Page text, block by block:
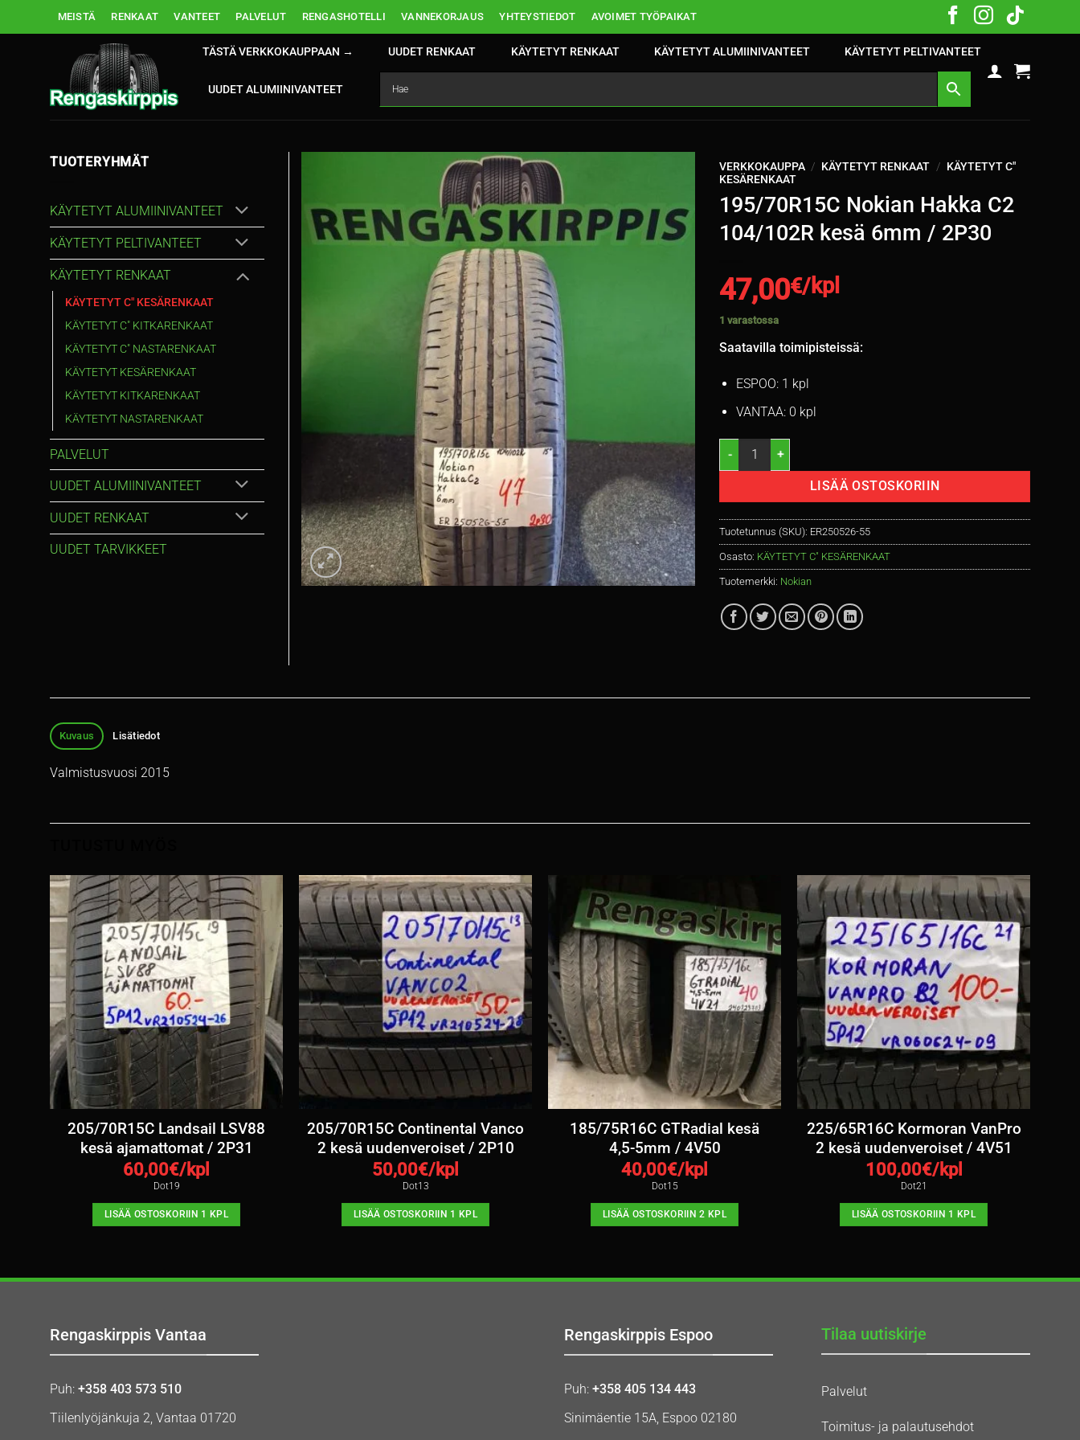
MEISTÄ RENKAAT VANTEET PALVELUT RENGASHOTELLI VANNEKORJAUS YHTEYSTIEDOT AVOIMET TYÖPAIKAT
TÄSTÄ VERKKOKAUPPAAN → UUDET RENKAAT KÄYTETYT RENKAAT KÄYTETYT ALUMIINIVANTEET KÄYTETYT PELTIVANTEET
UUDET ALUMIINIVANTEET
VERKKOKAUPPA / KÄYTETYT RENKAAT / KÄYTETYT C"
KESÄRENKAAT
195/70R15C Nokian Hakka C2
104/102R kesä 6mm / 2P30
47,00€/kpl
1 varastossa
Saatavilla toimipisteissä:
ESPOO: 1 kpl
VANTAA: 0 kpl
195/70R15C Nokian Hakka C2 104/102R kesä 6mm / 2P30 määrä
LISÄÄ OSTOSKORIIN
Tuotetunnus (SKU): ER250526-55
Osasto: KÄYTETYT C" KESÄRENKAAT
Tuotemerkki: Nokian
TUOTERYHMÄT
KÄYTETYT ALUMIINIVANTEET
KÄYTETYT PELTIVANTEET
KÄYTETYT RENKAAT
KÄYTETYT C" KESÄRENKAAT
KÄYTETYT C" KITKARENKAAT
KÄYTETYT C" NASTARENKAAT
KÄYTETYT KESÄRENKAAT
KÄYTETYT KITKARENKAAT
KÄYTETYT NASTARENKAAT
PALVELUT
UUDET ALUMIINIVANTEET
UUDET RENKAAT
UUDET TARVIKKEET
Kuvaus Lisätiedot
Valmistusvuosi 2015
205/70R15C Landsail LSV88
kesä ajamattomat / 2P31
60,00€/kpl
Dot19
LISÄÄ OSTOSKORIIN 1 KPL
205/70R15C Continental Vanco
2 kesä uudenveroiset / 2P10
50,00€/kpl
Dot13
LISÄÄ OSTOSKORIIN 1 KPL
185/75R16C GTRadial kesä
4,5-5mm / 4V50
40,00€/kpl
Dot15
LISÄÄ OSTOSKORIIN 2 KPL
225/65R16C Kormoran VanPro
2 kesä uudenveroiset / 4V51
100,00€/kpl
Dot21
LISÄÄ OSTOSKORIIN 1 KPL
Rengaskirppis Vantaa
Puh: +358 403 573 510
Tiilenlyöjänkuja 2, Vantaa 01720
Rengaskirppis Espoo
Puh: +358 405 134 443
Sinimäentie 15A, Espoo 02180
Tilaa uutiskirje
Palvelut
Toimitus- ja palautusehdot